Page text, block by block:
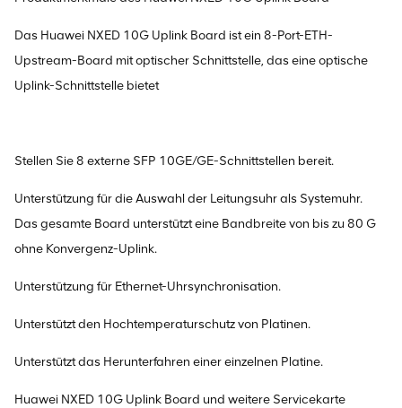
Das Huawei NXED 10G Uplink Board ist ein 8-Port-ETH-
Upstream-Board mit optischer Schnittstelle, das eine optische
Uplink-Schnittstelle bietet
Stellen Sie 8 externe SFP 10GE/GE-Schnittstellen bereit.
Unterstützung für die Auswahl der Leitungsuhr als Systemuhr.
Das gesamte Board unterstützt eine Bandbreite von bis zu 80 G
ohne Konvergenz-Uplink.
Unterstützung für Ethernet-Uhrsynchronisation.
Unterstützt den Hochtemperaturschutz von Platinen.
Unterstützt das Herunterfahren einer einzelnen Platine.
Huawei NXED 10G Uplink Board und weitere Servicekarte